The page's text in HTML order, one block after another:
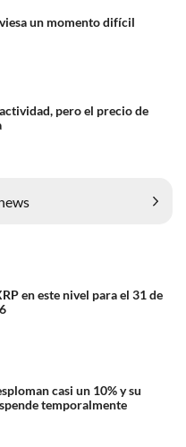
un momento difícil
pero el precio de
en este nivel para el 31 de
casi un 10% y su
temporalmente